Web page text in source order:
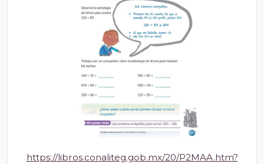
https://libros.conaliteg.gob.mx/20/P2MAA.htm?